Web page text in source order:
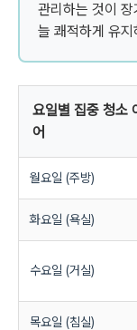
관리하는 것이
늘 쾌적하게 유
요일별 집중 청소
어
월요일 (주방)
화요일 (욕실)
수요일 (거실)
목요일 (침실)